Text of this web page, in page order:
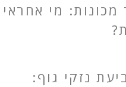
מכונות: מי אחראי
נזקי גוף: